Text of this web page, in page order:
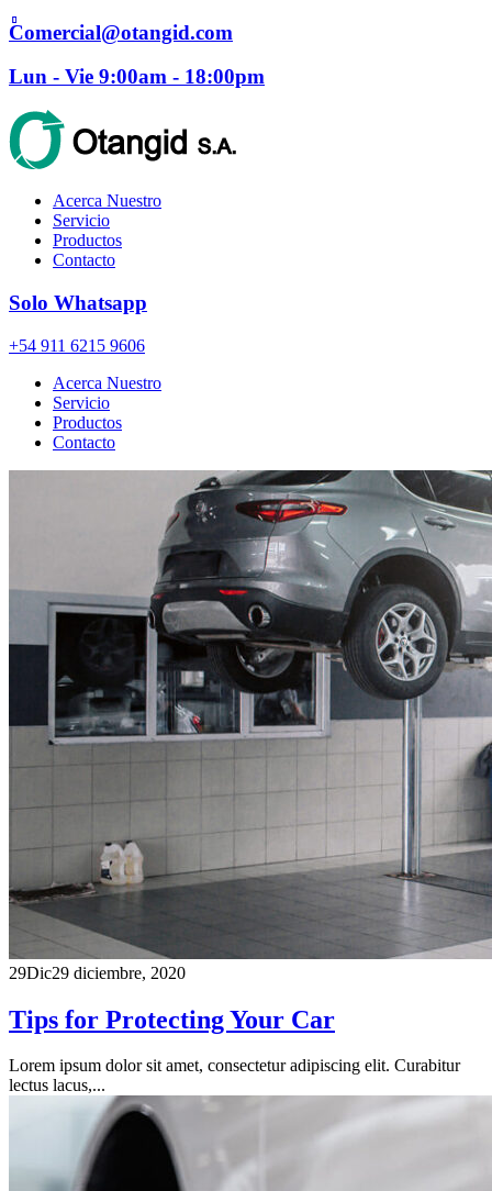
Comercial@otangid.com
Lun - Vie 9:00am - 18:00pm
Acerca Nuestro
Servicio
Productos
Contacto
Solo Whatsapp
+54 911 6215 9606
Acerca Nuestro
Servicio
Productos
Contacto
29Dic29 diciembre, 2020
Tips for Protecting Your Car
Lorem ipsum dolor sit amet, consectetur adipiscing elit. Curabitur
lectus lacus,...